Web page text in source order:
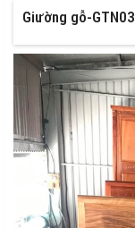
Giường gỗ-GTN03